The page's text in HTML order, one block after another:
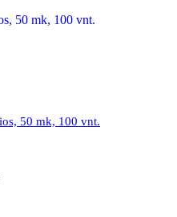
50 mk, 100 vnt.